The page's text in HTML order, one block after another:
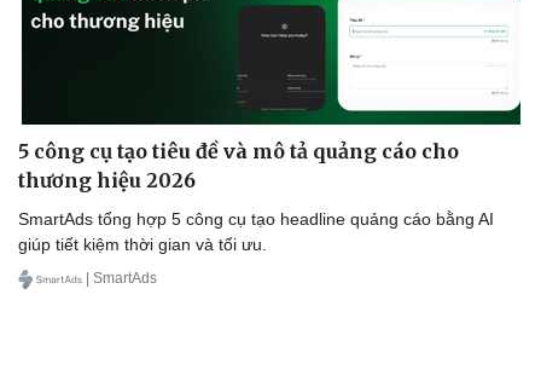
5 công cụ tạo tiêu đề và mô tả quảng cáo cho
thương hiệu 2026
SmartAds tổng hợp 5 công cụ tạo headline quảng cáo bằng AI
giúp tiết kiệm thời gian và tối ưu.
| SmartAds